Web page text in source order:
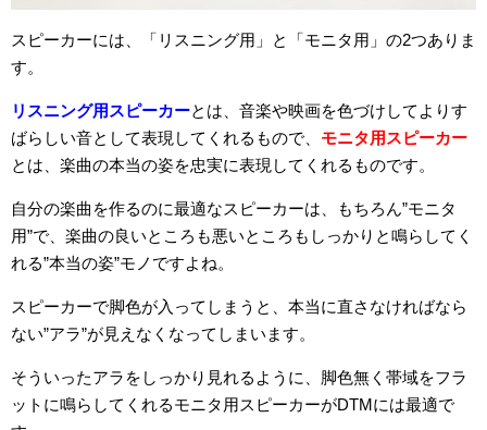
スピーカーには、「リスニング用」と「モニタ用」の2つありま
す。
リスニング用スピーカーとは、音楽や映画を色づけしてよりす
ばらしい音として表現してくれるもので、 モニタ用スピーカー
とは、楽曲の本当の姿を忠実に表現してくれるものです。
自分の楽曲を作るのに最適なスピーカーは、もちろん”モニタ
用”で、楽曲の良いところも悪いところもしっかりと鳴らしてく
れる”本当の姿”モノですよね。
スピーカーで脚色が入ってしまうと、本当に直さなければなら
ない”アラ”が見えなくなってしまいます。
そういったアラをしっかり見れるように、脚色無く帯域をフラ
ットに鳴らしてくれるモニタ用スピーカーがDTMには最適で